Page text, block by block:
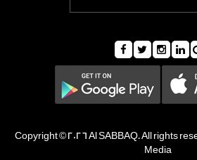
Copyright © 2026 Al SABBAQ. All rights
Media